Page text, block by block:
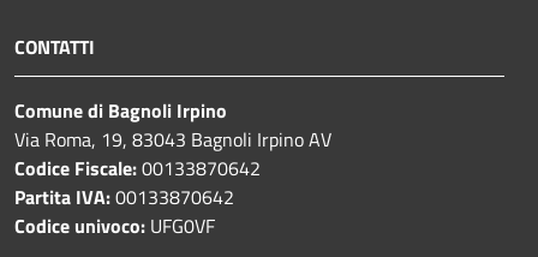
CONTATTI
Comune di Bagnoli Irpino
Via Roma, 19, 83043 Bagnoli Irpino AV
Codice Fiscale:00133870642
Partita IVA:00133870642
Codice univoco: UFG0VF